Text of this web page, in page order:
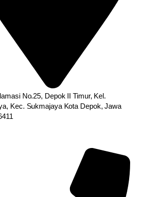
No.25, Depok II Timur, Kel.
Kec. Sukmajaya Kota Depok, Jawa